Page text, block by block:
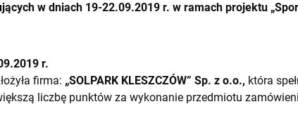
w dniach 19-22.09.2019 r. w ramach projektu
r.
firma: „SOLPARK KLESZCZÓW” Sp. z o.o., która
liczbę punktów za wykonanie przedmiotu